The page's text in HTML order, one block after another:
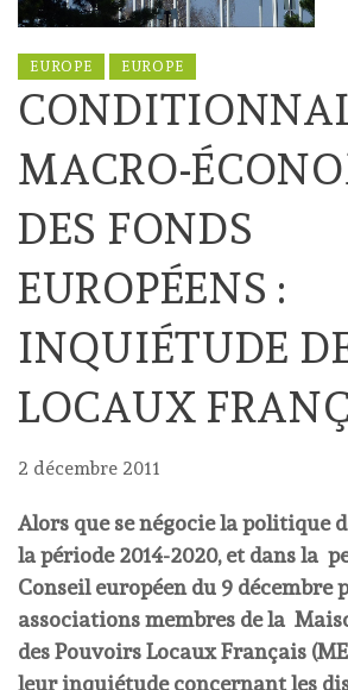
EUROPE EUROPE
MACRO-
DES FONDS
EUROPÉENS :
INQUIÉTUDE
LOCAUX
2 décembre 2011
Alors que se négocie la politique
la période 2014-2020, et dans la
Conseil européen du 9 décembre
associations membres de la
des Pouvoirs Locaux Français
leur inquiétude concernant les